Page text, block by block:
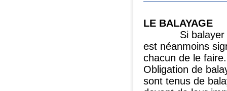
LE BALAYAGE
Si balayer et
est néanmoins
chacun de le faire.
Obligation de
sont tenus de